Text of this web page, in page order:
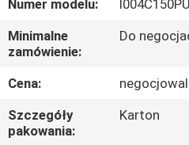
FABRYCE
KONTROLA
JAKOŚCI
Numer modelu:
Minimalne
zamówienie:
Do
Cena:
Szczegóły
pakowania:
Karton